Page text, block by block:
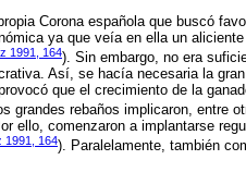
Corona española que buscó
ya que veía en ella un
1991, 164). Sin embargo, no era
Así, se hacía necesaria la
que el crecimiento de la
grandes rebaños implicaron, entre
ello, comenzaron a implantarse
1991, 164). Paralelamente, también